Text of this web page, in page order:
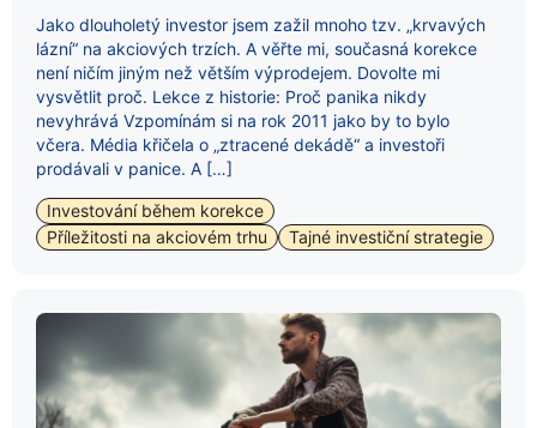
Jako dlouholetý investor jsem zažil mnoho tzv. „krvavých
lázní“ na akciových trzích. A věřte mi, současná korekce
není ničím jiným než větším výprodejem. Dovolte mi
vysvětlit proč. Lekce z historie: Proč panika nikdy
nevyhrává Vzpomínám si na rok 2011 jako by to bylo
včera. Média křičela o „ztracené dekádě“ a investoři
prodávali v panice. A […]
Investování během korekce
Příležitosti na akciovém trhu
Tajné investiční strategie